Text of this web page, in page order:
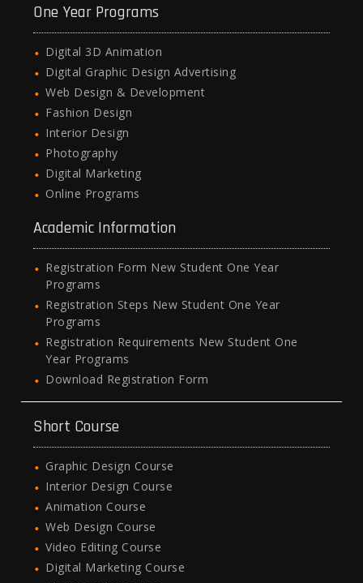
One Year Programs
Digital 3D Animation
Digital Graphic Design Advertising
Web Design & Development
Fashion Design
Interior Design
Photography
Digital Marketing
Online Programs
Academic Information
Registration Form New Student One Year
Programs
Registration Steps New Student One Year
Programs
Registration Requirements New Student One
Year Programs
Download Registration Form
Short Course
Graphic Design Course
Interior Design Course
Animation Course
Web Design Course
Video Editing Course
Digital Marketing Course